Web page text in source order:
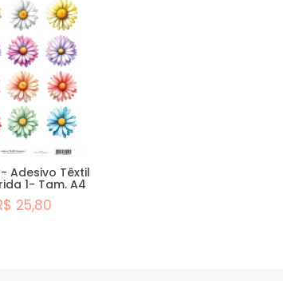
Adesivo Têxtil
1- Tam. A4
25,80